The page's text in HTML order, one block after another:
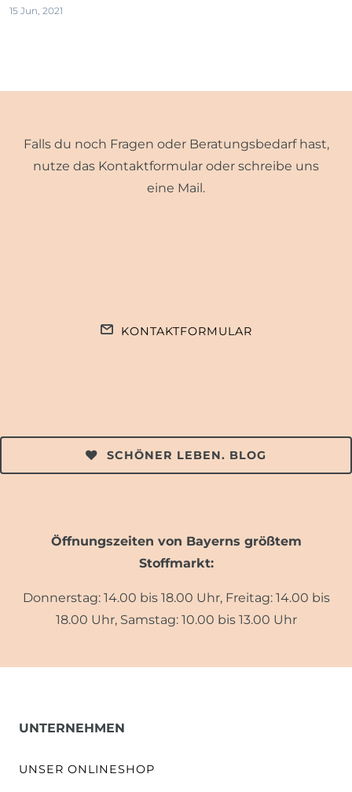
15 Jun, 2021
Falls du noch Fragen oder Beratungsbedarf hast,
nutze das Kontaktformular oder schreibe uns
eine Mail.
KONTAKTFORMULAR
SCHÖNER LEBEN. BLOG
Öffnungszeiten von Bayerns größtem
Stoffmarkt:
Donnerstag: 14.00 bis 18.00 Uhr, Freitag: 14.00 bis
18.00 Uhr, Samstag: 10.00 bis 13.00 Uhr
UNTERNEHMEN
UNSER ONLINESHOP